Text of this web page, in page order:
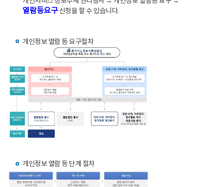
열람등요구신청을 할 수 있습니다.
개인정보 열람 등 요구절차
개인정보 열람 등 단계 절차